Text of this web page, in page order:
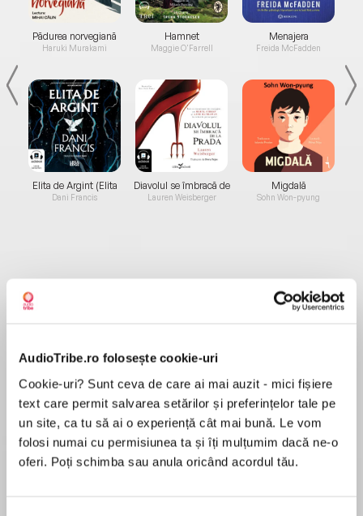
AudioTribe.ro folosește cookie-uri
Cookie-uri? Sunt ceva de care ai mai auzit - mici fișiere
text care permit salvarea setărilor și preferințelor tale pe
un site, ca tu să ai o experiență cât mai bună. Le vom
folosi numai cu permisiunea ta și îți mulțumim dacă ne-o
oferi. Poți schimba sau anula oricând acordul tău.
Pădurea norvegiană
Haruki Murakami
Elita de Argint (Elita
de...
Dani Francis
Hamnet
Maggie O'Farrell
Diavolul se îmbracă de
la...
Lauren Weisberger
Menajera
Freida McFadden
Migdală
Sohn Won-pyung
Despre
vânzare, unde are loc o vizionare. Pentru că
poliția e pe urmele sale, se baricadează
înăuntru și îi ia ostatici pe cei șapte potențiali
cumpărători, aparent normali și inofensivi,
printre care doi „rechini” imobiliari, un cuplu de
lesbiene, o multimilionară cu tendințe suicidare
și un sabotor de vizionări deghizat în iepure. Dar
MAI MULT
Recenzii